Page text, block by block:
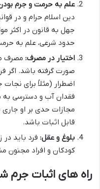
علم به حرمت و جرم
دین اسلام حرام و در
جهل به قانون در اکثر
حدود شرعی، علم به
اختیار در مصرف: مصرف
صورت گرفته باشد. اگر
اضطرار (مثلاً برای
فقدان آب و دسترسی به
مجازات حدی بر او
قابل اثبات باشد.
بلوغ و عقل: فرد باید در
کودکان و افراد مجنون
راه های اثبات جرم